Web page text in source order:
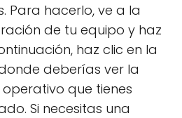
Para hacerlo, ve a la
de tu equipo y haz
haz clic en la
deberías ver la
que tienes
Si necesitas una